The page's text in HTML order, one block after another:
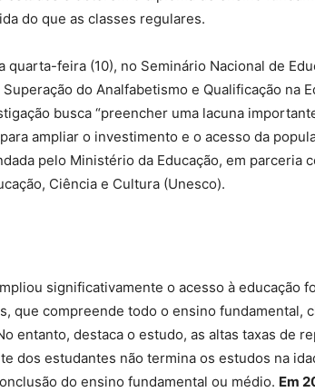
do que as classes regulares.
quarta-feira (10), no Seminário Nacional de
do Analfabetismo e Qualificação na
busca “preencher uma lacuna
ampliar o investimento e o acesso da
pelo Ministério da Educação, em parceria
Ciência e Cultura (Unesco).
significativamente o acesso à educação
que compreende todo o ensino fundamental,
entanto, destaca o estudo, as altas taxas de
dos estudantes não termina os estudos na
do ensino fundamental ou médio. Em